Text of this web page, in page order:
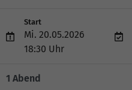
Start
Mi. 20.05.2026
18:30 Uhr
1 Abend